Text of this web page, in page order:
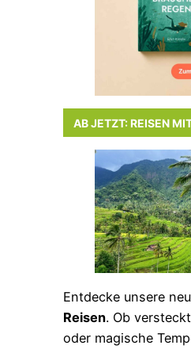
AB JETZT: REISEN
Entdecke unsere
Reisen. Ob
oder magische